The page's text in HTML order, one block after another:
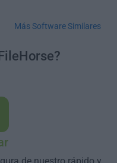
Más Software Similares